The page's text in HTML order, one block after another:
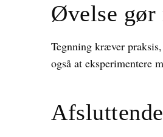
Øvelse gør
Tegnning kræver
også at eksperimentere